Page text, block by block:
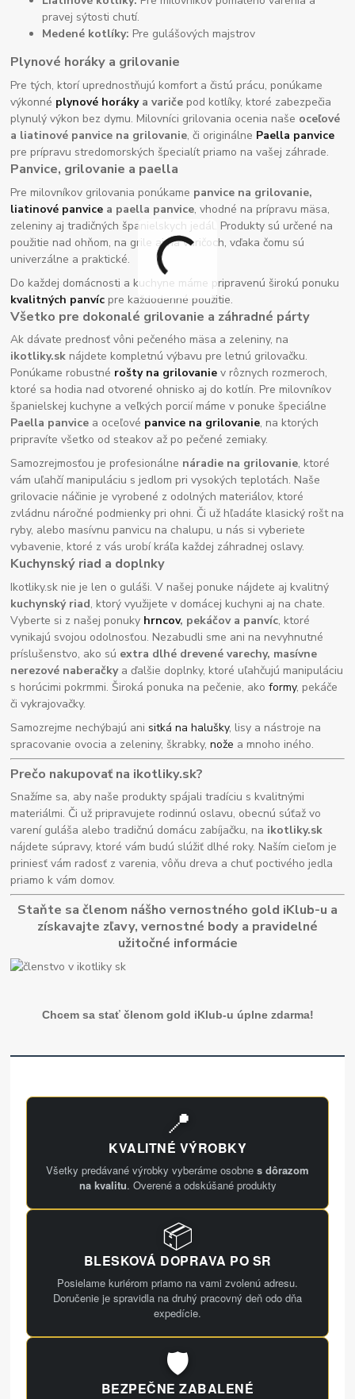
pravej sýtosti chutí.
Medené kotlíky: Pre gulášových majstrov
Plynové horáky a grilovanie
Pre tých, ktorí uprednostňujú komfort a čistú prácu, ponúkame
výkonné plynové horákya variče pod kotlíky, ktoré zabezpečia
plynulý výkon bez dymu. Milovníci grilovania ocenia naše oceľové
a liatinové panvice na grilovanie, či originálne Paella panvice
pre prípravu stredomorských špecialít priamo na vašej záhrade.
Panvice, grilovanie a paella
Pre milovníkov grilovania ponúkame panvice na grilovanie,
liatinové panvice a paella panvice, vhodné na prípravu mäsa,
zeleniny aj tradičných španielskych jedál. Produkty sú určené na
použitie nad ohňom, na grile aj na varičoch, vďaka čomu sú
univerzálne a praktické.
Do každej domácnosti a kuchyne máme pripravenú širokú ponuku
kvalitných panvíc pre každodenné použitie.
Všetko pre dokonalé grilovanie a záhradné párty
Ak dávate prednosť vôni pečeného mäsa a zeleniny, na
ikotliky.sk nájdete kompletnú výbavu pre letnú grilovačku.
Ponúkame robustné rošty na grilovanie v rôznych rozmeroch,
ktoré sa hodia nad otvorené ohnisko aj do kotlín. Pre milovníkov
španielskej kuchyne a veľkých porcií máme v ponuke špeciálne
Paella panvice a oceľové panvice na grilovanie, na ktorých
pripravíte všetko od steakov až po pečené zemiaky.
Samozrejmosťou je profesionálne náradie na grilovanie, ktoré
vám uľahčí manipuláciu s jedlom pri vysokých teplotách. Naše
grilovacie náčinie je vyrobené z odolných materiálov, ktoré
zvládnu náročné podmienky pri ohni. Či už hľadáte klasický rošt na
ryby, alebo masívnu panvicu na chalupu, u nás si vyberiete
vybavenie, ktoré z vás urobí kráľa každej záhradnej oslavy.
Kuchynský riad a doplnky
Ikotliky.sk nie je len o guláši. V našej ponuke nájdete aj kvalitný
kuchynský riad, ktorý využijete v domácej kuchyni aj na chate.
Vyberte si z našej ponuky hrncov, pekáčov a panvíc, ktoré
vynikajú svojou odolnosťou. Nezabudli sme ani na nevyhnutné
príslušenstvo, ako sú extra dlhé drevené varechy, masívne
nerezové naberačkya ďalšie doplnky, ktoré uľahčujú manipuláciu
s horúcimi pokrmmi. Široká ponuka na pečenie, akoformy, pekáče
či vykrajovačky.
Samozrejme nechýbajú anisitká na halušky, lisy a nástroje na
spracovanie ovocia a zeleniny, škrabky,nože a mnoho iného.
Prečo nakupovať na ikotliky.sk?
Snažíme sa, aby naše produkty spájali tradíciu s kvalitnými
materiálmi. Či už pripravujete rodinnú oslavu, obecnú súťaž vo
varení guláša alebo tradičnú domácu zabíjačku, na ikotliky.sk
nájdete súpravy, ktoré vám budú slúžiť dlhé roky. Naším cieľom je
priniesť vám radosť z varenia, vôňu dreva a chuť poctivého jedla
priamo k vám domov.
Staňte sa členom nášho vernostného gold iKlub-u a
získavajte zľavy, vernostné body a pravidelné
užitočné informácie
Chcem sa stať členom gold iKlub-u úplne zdarma!
📍
KVALITNÉ VÝROBKY
Všetky predávané výrobky vyberáme osobne s dôrazom
na kvalitu. Overené a odskúšané produkty
📦
BLESKOVÁ DOPRAVA PO SR
Posielame kuriérom priamo na vami zvolenú adresu.
Doručenie je spravidla na druhý pracovný deň odo dňa
expedície.
🛡️
BEZPEČNE ZABALENÉ